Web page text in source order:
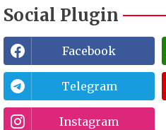
Social Plugin
Facebook
Telegram
Instagram